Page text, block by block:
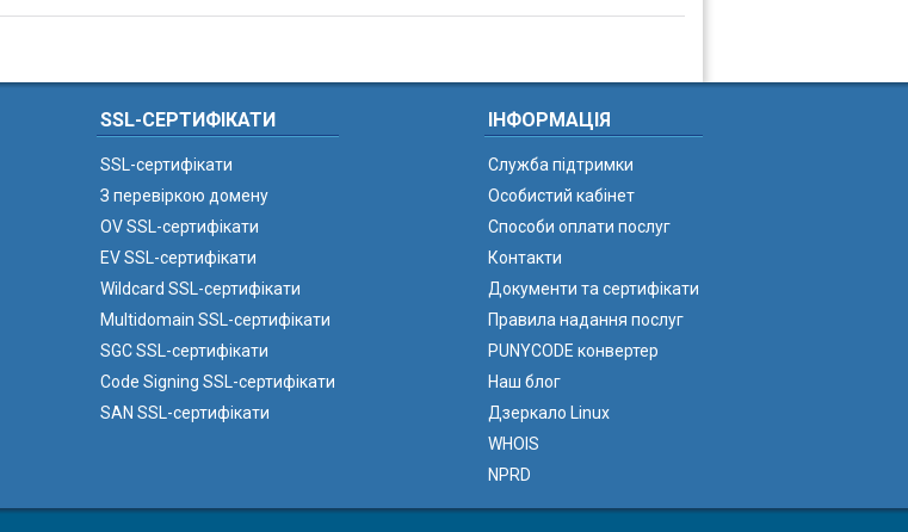
SSL-СЕРТИФІКАТИ
SSL-сертифікати
З перевіркою домену
OV SSL-сертифікати
EV SSL-сертифікати
Wildcard SSL-сертифікати
Multidomain SSL-сертифікати
SGC SSL-сертифікати
Code Signing SSL-сертифікати
SAN SSL-сертифікати
ІНФОРМАЦІЯ
Служба підтримки
Особистий кабінет
Способи оплати послуг
Контакти
Документи та сертифікати
Правила надання послуг
PUNYCODE конвертер
Наш блог
Дзеркало Linux
WHOIS
NPRD